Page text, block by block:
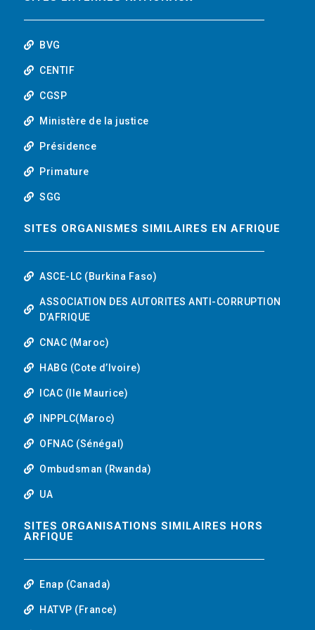
t
u
b
e
BVG
CENTIF
CGSP
Ministère de la justice
Présidence
Primature
SGG
SITES ORGANISMES SIMILAIRES EN AFRIQUE
ASCE-LC (Burkina Faso)
ASSOCIATION DES AUTORITES ANTI-CORRUPTION
D’AFRIQUE
CNAC (Maroc)
HABG (Cote d’Ivoire)
ICAC (Ile Maurice)
INPPLC(Maroc)
OFNAC (Sénégal)
Ombudsman (Rwanda)
UA
SITES ORGANISATIONS SIMILAIRES HORS
ARFIQUE
Enap (Canada)
HATVP (France)